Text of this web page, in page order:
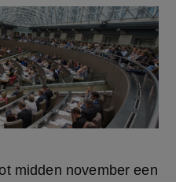
midden november een